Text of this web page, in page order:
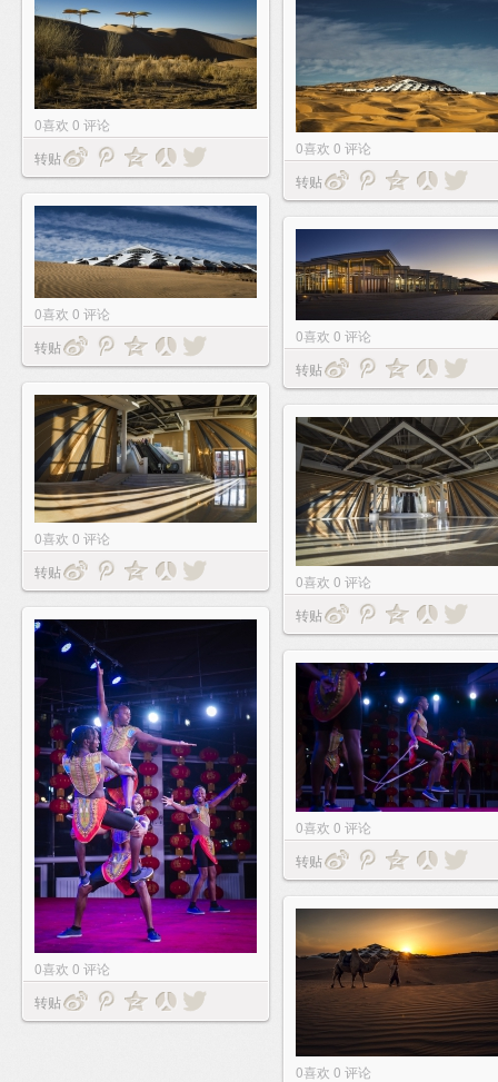
0喜欢 0 评论
转贴
0喜欢 0 评论
转贴
0喜欢 0 评论
转贴
0喜欢 0 评论
转贴
0喜欢 0 评论
转贴
0喜欢 0 评论
转贴
0喜欢 0 评论
转贴
0喜欢 0 评论
转贴
0喜欢 0 评论